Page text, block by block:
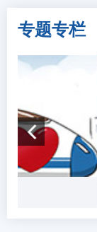
专题专栏